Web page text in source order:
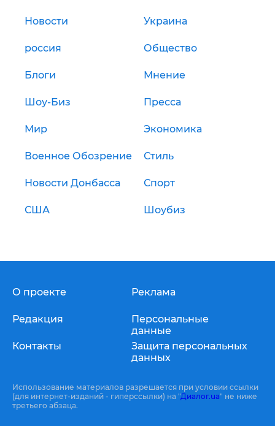
Новости Украина
россия Общество
Блоги Мнение
Шоу-Биз Пресса
Мир Экономика
Военное Обозрение Стиль
Новости Донбасса Спорт
США Шоубиз
О проекте
Редакция
Контакты
Реклама
Персональные
данные
Защита персональных
данных
Использование материалов разрешается при условии ссылки
(для интернет-изданий - гиперссылки) на "Диалог.ua" не ниже
третьего абзаца.